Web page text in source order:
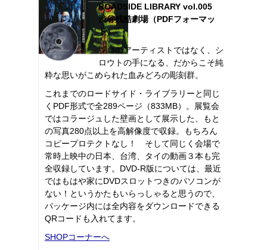
ROADSIDE LIBRARY vol.005
渋谷残酷劇場（PDFフォーマッ
ト）
プロのアーティストではなく、シ
ロウトの手になる、だからこそ純
粋な思いがこめられた血みどろの彫刻群。
これまでのロードサイド・ライブラリーと同じ
くPDF形式で全289ページ（833MB）。展覧会
ではコラージュした壁画として展示した、もと
の写真280点以上を高解像度で収録。もちろん
コピープロテクトなし！ そして同じく会場で
常時上映中の日本、台湾、タイの動画３本も完
全収録しています。DVD-R版については、最近
ではもはや家にDVDスロットつきのパソコンが
ない！というかたもいらっしゃると思うので、
パッケージ内には全内容をダウンロードできる
QRコードも入れてます。
SHOPコーナーへ